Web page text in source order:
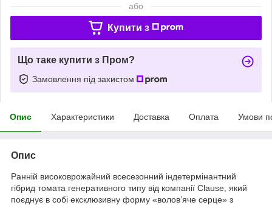
або
Купити з
Що таке купити з Пром?
Замовлення під захистом
Опис Характеристики Доставка Оплата Умови
Опис
Ранній високоврожайний всесезонний індетермінантний
гібрид томата генеративного типу від компанії Clause, який
поєднує в собі ексклюзивну форму «волов’яче серце» з